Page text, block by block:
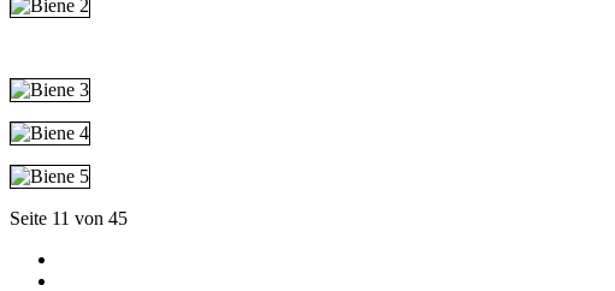
Seite 11 von 45